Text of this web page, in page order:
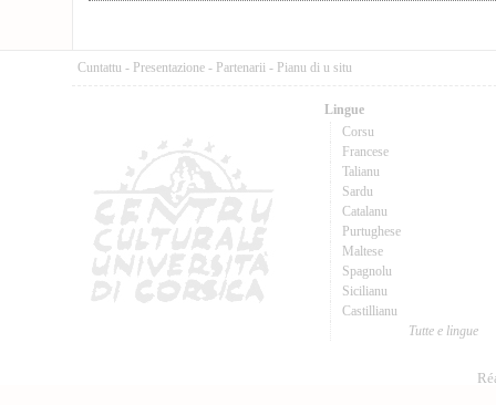
Cuntattu - Presentazione - Partenarii - Pianu di u situ
Lingue
Corsu
Francese
Talianu
Sardu
Catalanu
Purtughese
Maltese
Spagnolu
Sicilianu
Castillianu
Tutte e lingue